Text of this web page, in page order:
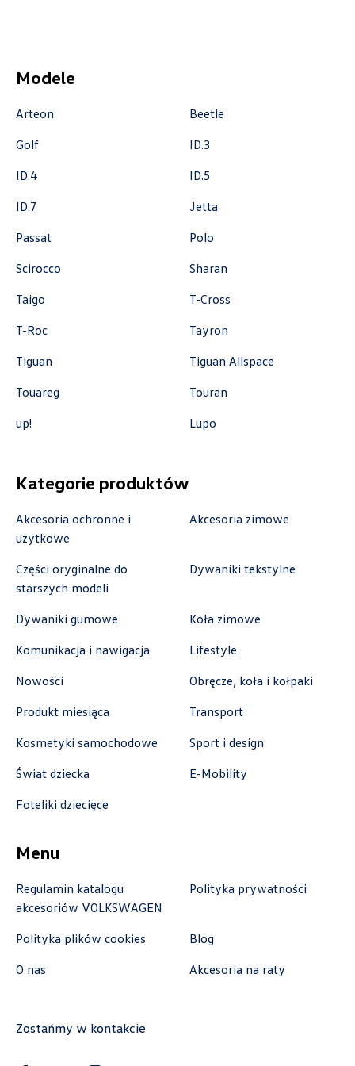
ul. Wyszogrodzka 154, Płock
akcesoria@autoforum.pl
Auto Group Luzar
ul. Krakowska 33, Wieliczka
Auto-Blak
czesci.farbiarska@auto-blak.pl
Auto-Gazda
marcin.fujawa@vw.auto-gazda.pl
Auto-Gazda
ul. Żorska 11A, Rybnik
+48 326 614 000
Autocentrum
ul. Zakładowa 18, Kielce
Modele
Arteon
Beetle
Golf
ID.3
ID.4
ID.5
ID.7
Jetta
Passat
Polo
Scirocco
Sharan
Taigo
T-Cross
T-Roc
Tayron
Tiguan
Tiguan Allspace
Touareg
Touran
up!
Lupo
Kategorie produktów
Akcesoria ochronne i
użytkowe
Akcesoria zimowe
Części oryginalne do
starszych modeli
Dywaniki tekstylne
Dywaniki gumowe
Koła zimowe
Komunikacja i nawigacja
Lifestyle
Nowości
Obręcze, koła i kołpaki
Produkt miesiąca
Transport
Kosmetyki samochodowe
Sport i design
Świat dziecka
E-Mobility
Foteliki dziecięce
Menu
Regulamin katalogu
akcesoriów VOLKSWAGEN
Polityka prywatności
Polityka plików cookies
Blog
O nas
Akcesoria na raty
Zostańmy w kontakcie